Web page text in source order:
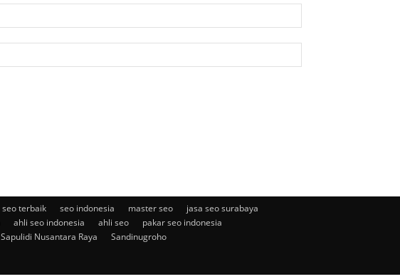
seo terbaik seo indonesia master seo
jasa seo surabaya
ahli seo indonesia ahli seo
pakar seo indonesia
Sapulidi Nusantara Raya Sandinugroho